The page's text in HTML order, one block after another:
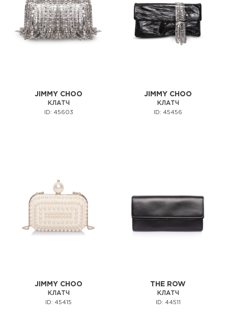
JIMMY CHOO
КЛАТЧ
ID: 45603
JIMMY CHOO
КЛАТЧ
ID: 45456
JIMMY CHOO
КЛАТЧ
ID: 45415
THE ROW
КЛАТЧ
ID: 44511